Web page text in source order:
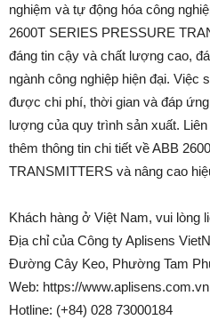
nghiệm và tự động hóa công
2600T SERIES PRESSURE
đáng tin cậy và chất lượng cao,
ngành công nghiệp hiện đại. Việc
được chi phí, thời gian và đáp
lượng của quy trình sản xuất.
thêm thông tin chi tiết về ABB
TRANSMITTERS và nâng cao
Khách hàng ở Việt Nam, vui lòng
Địa chỉ của Công ty Aplisens
Đường Cây Keo, Phường Tam
Web: https://www.aplisens.com.vn
Hotline: (+84) 028 73000184